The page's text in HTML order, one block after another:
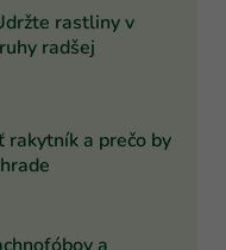
rastliny v
radšej
rakytník a prečo by